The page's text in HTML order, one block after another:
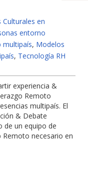
Culturales en
entorno
multipaís, Modelos
, Tecnología RH
experiencia &
Remoto
multipaís. El
& Debate
de un equipo de
necesario en